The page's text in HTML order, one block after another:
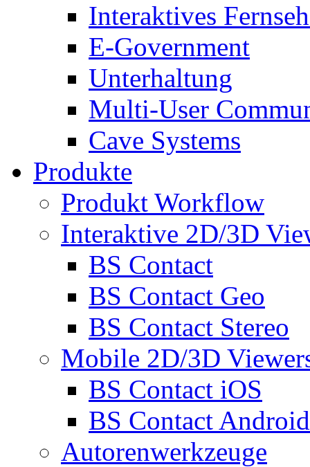
Interaktives
E-Government
Unterhaltung
Multi-User
Cave Systems
Produkte
Produkt Workflow
Interaktive 2D/3D
BS Contact
BS Contact Geo
BS Contact Stereo
Mobile 2D/3D
BS Contact iOS
BS Contact Android
Autorenwerkzeuge